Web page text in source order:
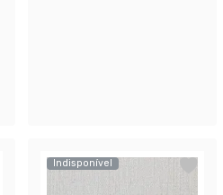
Indisponível